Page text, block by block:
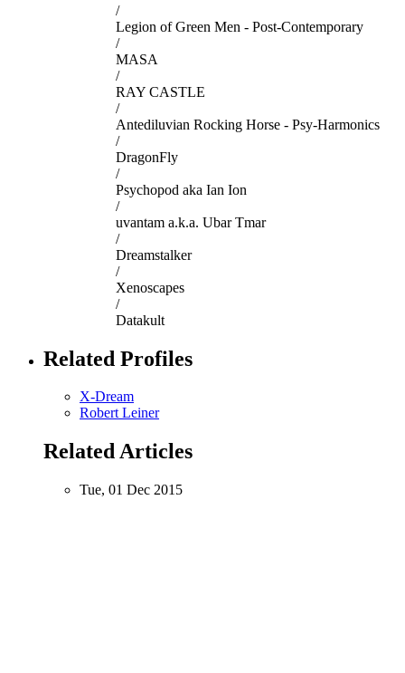
/
Legion of Green Men - Post-Contemporary
/
MASA
/
RAY CASTLE
/
Antediluvian Rocking Horse - Psy-Harmonics
/
DragonFly
/
Psychopod aka Ian Ion
/
uvantam a.k.a. Ubar Tmar
/
Dreamstalker
/
Xenoscapes
/
Datakult
Related Profiles
X-Dream
Robert Leiner
Related Articles
Tue, 01 Dec 2015